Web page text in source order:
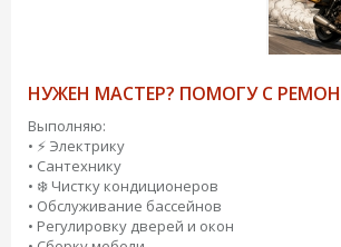
НУЖЕН МАСТЕР? ПОМОГУ С
Выполняю:
• ⚡ Электрику
• Сантехнику
• ❄️ Чистку кондиционеров
• Обслуживание бассейнов
• Регулировку дверей и окон